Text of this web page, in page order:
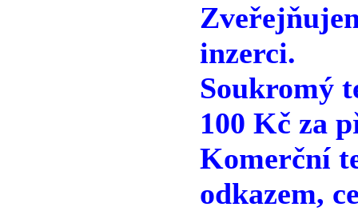
inzerci.
Soukromý
100 Kč za
Komerční
odkazem,